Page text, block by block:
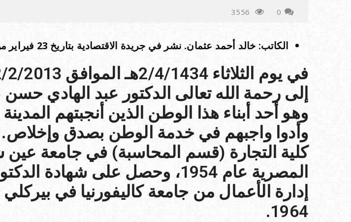
0
الكاتب: خالد أحمد عثمان. نشر في جريدة الاقتصادية بتاريخ 23 فيراير من عام 2013
إلى رحمة الله تعالى الدكتور عبد الهادي
وهو أحد أبناء هذا الوطن الذين أنجبتهم المدينة
وأدوا واجبهم في خدمة الوطن بصدق
كلية التجارة (قسم المحاسبة) في جامعة
المصرية عام 1954، وحصل على شهادة
إدارة الأعمال من جامعة كاليفورنيا في
1964.